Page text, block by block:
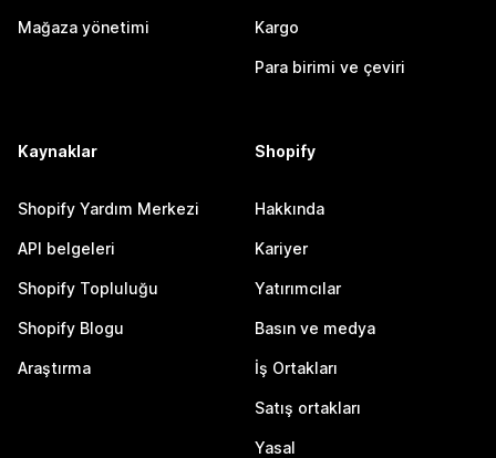
Mağaza yönetimi Kargo
Para birimi ve çeviri
Kaynaklar
Shopify Yardım Merkezi
API belgeleri
Shopify Topluluğu
Shopify Blogu
Araştırma
Shopify
Hakkında
Kariyer
Yatırımcılar
Basın ve medya
İş Ortakları
Satış ortakları
Yasal